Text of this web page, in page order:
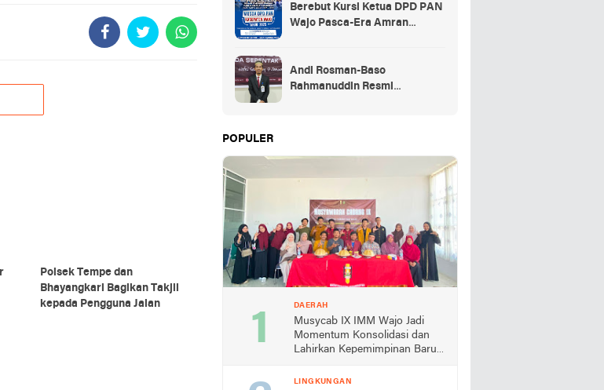
Polsek Tempe dan
Bhayangkari Bagikan Takjil
kepada Pengguna Jalan
Berebut Kursi Ketua DPD PAN
Wajo Pasca-Era Amran
Andi Rosman-Baso
Rahmanuddin Resmi
POPULER
DAERAH
Musycab IX IMM Wajo Jadi
Momentum Konsolidasi dan
Lahirkan Kepemimpinan Baru
LINGKUNGAN